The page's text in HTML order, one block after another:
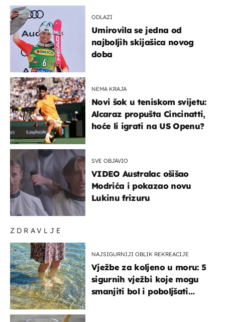
ZDRAVLJE
NAJSIGURNIJI OBLIK REKREACIJE
Vježbe za koljeno u moru: 5
sigurnih vježbi koje mogu
smanjiti bol i poboljšati
ODLAZI
Umirovila se jedna od
najboljih skijašica novog
doba
NEMA KRAJA
Novi šok u teniskom svijetu:
Alcaraz propušta Cincinatti,
hoće li igrati na US Openu?
SVE OBJAVIO
VIDEO Australac ošišao
Modrića i pokazao novu
Lukinu frizuru